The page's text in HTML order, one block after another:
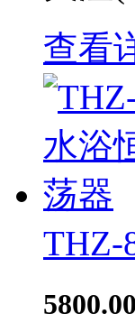
查看
THZ-
5800.00